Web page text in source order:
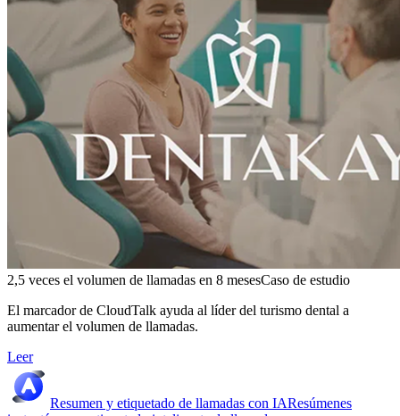
2,5 veces el volumen de llamadas en 8 mesesCaso de estudio
El marcador de CloudTalk ayuda al líder del turismo dental a
aumentar el volumen de llamadas.
Leer
Resumen y etiquetado de llamadas con IAResúmenes